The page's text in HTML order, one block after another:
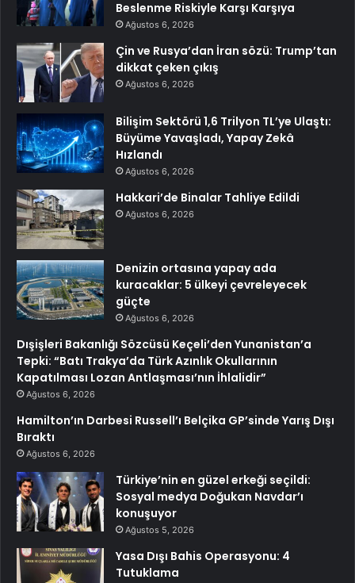
Beslenme Riskiyle Karşı Karşıya
Ağustos 6, 2026
Çin ve Rusya’dan İran sözü: Trump’tan
dikkat çeken çıkış
Ağustos 6, 2026
Bilişim Sektörü 1,6 Trilyon TL’ye Ulaştı:
Büyüme Yavaşladı, Yapay Zekâ
Hızlandı
Ağustos 6, 2026
Hakkari’de Binalar Tahliye Edildi
Ağustos 6, 2026
Denizin ortasına yapay ada
kuracaklar: 5 ülkeyi çevreleyecek
güçte
Ağustos 6, 2026
Dışişleri Bakanlığı Sözcüsü Keçeli’den Yunanistan’a
Tepki: “Batı Trakya’da Türk Azınlık Okullarının
Kapatılması Lozan Antlaşması’nın İhlalidir”
Ağustos 6, 2026
Hamilton’ın Darbesi Russell’ı Belçika GP’sinde Yarış Dışı
Bıraktı
Ağustos 6, 2026
Türkiye’nin en güzel erkeği seçildi:
Sosyal medya Doğukan Navdar’ı
konuşuyor
Ağustos 5, 2026
Yasa Dışı Bahis Operasyonu: 4
Tutuklama